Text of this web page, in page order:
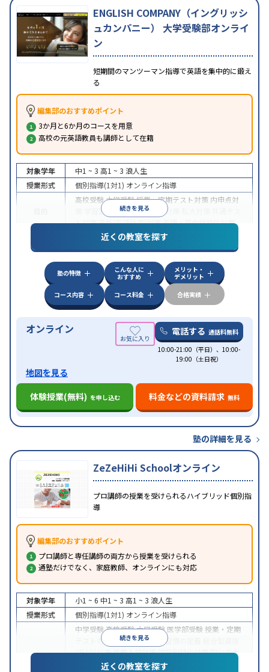
ENGLISH COMPANY（イングリッシ
ュカンパニー） 大学受験部オンライ
ン
短期間のマンツーマン指導で英語を集中的に鍛え
る
編集部のおすすめポイント
3か月と6か月のコースを用意
高校の元英語教員も講師として在籍
続きを見る
対象学年 中1 ~ 3 高1 ~ 3 浪人生
授業形式
個別指導(1対1) オンライン指導
高校受験大学受験授業・定期テスト対策 内申点対
学習習慣の定着国公立大対策
ト対策英検(英語検定)対策英語・英会話特化対策
特徴
中高一貫校生に対応授業の振替可能
学習にPC・タブレットを利用オンライン対応1
科目から受講可能
近くの教室を探す
塾の特徴
こんな人に
おすすめ
メリット・
デメリット
コース内容
コース料金 合格実績
オンライン 電話する 通話料無料
10:00-21:00（平日）、10:00-
19:00（土日祝）
地図を見る
体験授業(無料) を申し込む 料金などの資料請求 無料
塾の詳細を見る
ZeZeHiHi Schoolオンライン
プロ講師の授業を受けられるハイブリッド個別指
導
編集部のおすすめポイント
プロ講師と専任講師の両方から授業を受けられる
通塾だけでなく、家庭教師、オンラインにも対応
続きを見る
対象学年 小1 ~ 6 中1 ~ 3 高1 ~ 3 浪人生
授業形式
個別指導(1対1) オンライン指導
中学受験高校受験大学受験 医学部受験 授業・定期
テスト対策
内申点対策 学習習慣の定着
(旧AO)対策推薦入試対策学校別特化対策国公立大
私大対策共通テスト対策
近くの教室を探す